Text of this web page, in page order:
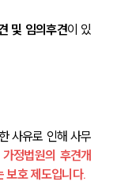
및 임의후견이 있
사유로 인해 사무
가정법원의 후견개
보호 제도입니다.